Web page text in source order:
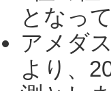
となっ
アメダ
より、